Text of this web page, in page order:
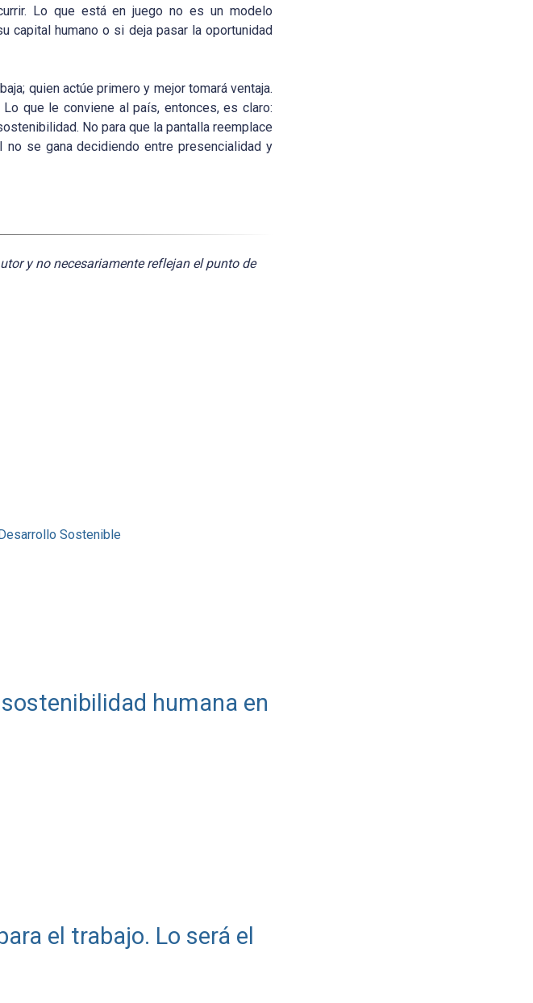
Lo que está en juego no es un modelo
capital humano o si deja pasar la oportunidad
quien actúe primero y mejor tomará ventaja.
que le conviene al país, entonces, es claro:
No para que la pantalla reemplace
se gana decidiendo entre presencialidad y
y no necesariamente reflejan el punto de
Sostenible
humana en
el trabajo. Lo será el